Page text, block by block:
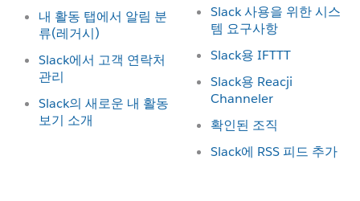
내 활동 탭에서 알림 분
류(레거시)
Slack에서 고객 연락처
관리
Slack의 새로운 내 활동
보기 소개
Slack 사용을 위한 시스
템 요구사항
Slack용 IFTTT
Slack용 Reacji
Channeler
확인된 조직
Slack에 RSS 피드 추가